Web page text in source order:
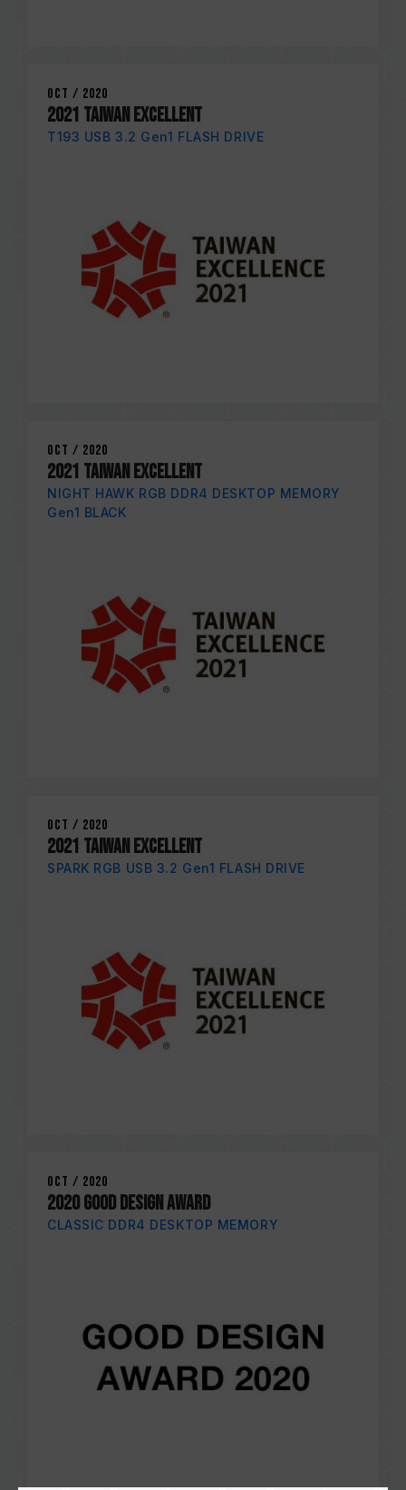
Oct / 2020
2021 TAIWAN EXCELLENT
T193 USB 3.2 Gen1 FLASH DRIVE
Oct / 2020
2021 TAIWAN EXCELLENT
NIGHT HAWK RGB DDR4 DESKTOP MEMORY
Gen1 BLACK
Oct / 2020
2021 TAIWAN EXCELLENT
SPARK RGB USB 3.2 Gen1 FLASH DRIVE
Oct / 2020
2020 GOOD DESIGN AWARD
CLASSIC DDR4 DESKTOP MEMORY